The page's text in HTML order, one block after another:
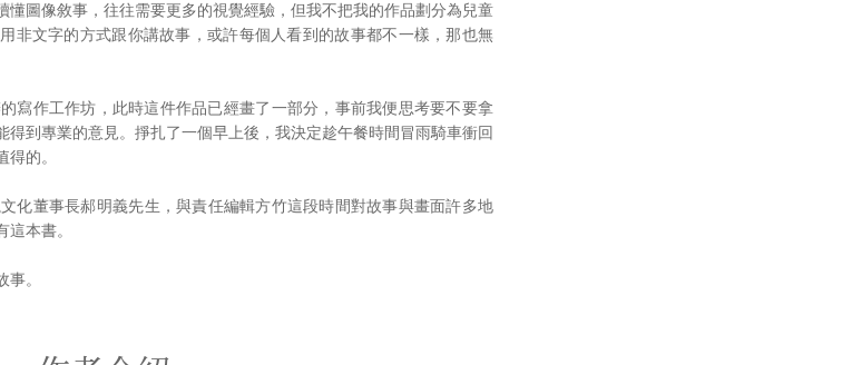
懂圖像敘事，往往需要更多的視覺經驗，但我不把我的作品劃分為兒童
非文字的方式跟你講故事，或許每個人看到的故事都不一樣，那也無
寫作工作坊，此時這件作品已經畫了一部分，事前我便思考要不要拿
得到專業的意見。掙扎了一個早上後，我決定趁午餐時間冒雨騎車衝回
的。
化董事長郝明義先生，與責任編輯方竹這段時間對故事與畫面許多地
本書。
。